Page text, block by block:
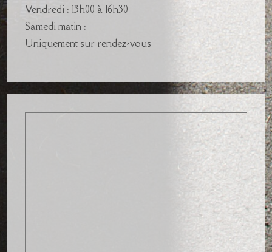
Vendredi : 13h00 à 16h30
Samedi matin :
Uniquement sur rendez-vous